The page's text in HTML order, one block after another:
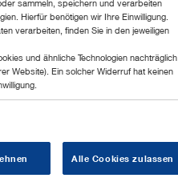
sammeln, speichern und verarbeiten
Hierfür benötigen wir Ihre Einwilligung.
verarbeiten, finden Sie in den jeweiligen
und ähnliche Technologien nachträglich
Website). Ein solcher Widerruf hat keinen
Alle Cookies zulassen